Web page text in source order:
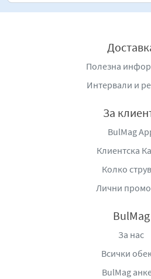
Полезна
Интервали и
За
BulMag
Клиентска
Колко
Лични
BulMag
За нас
Всички
BulMag